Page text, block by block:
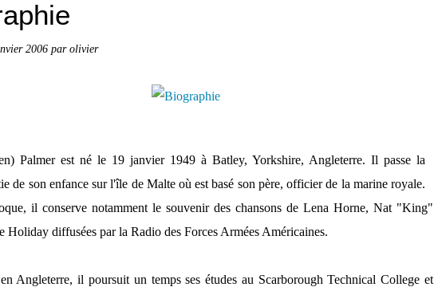
2006 par olivier
Palmer est né le 19 janvier 1949 à Batley, Yorkshire, Angleterre. Il passe la
de son enfance sur l'île de Malte où est basé son père, officier de la marine royale.
il conserve notamment le souvenir des chansons de Lena Horne, Nat "King"
Holiday diffusées par la Radio des Forces Armées Américaines.
Angleterre, il poursuit un temps ses études au Scarborough Technical College et